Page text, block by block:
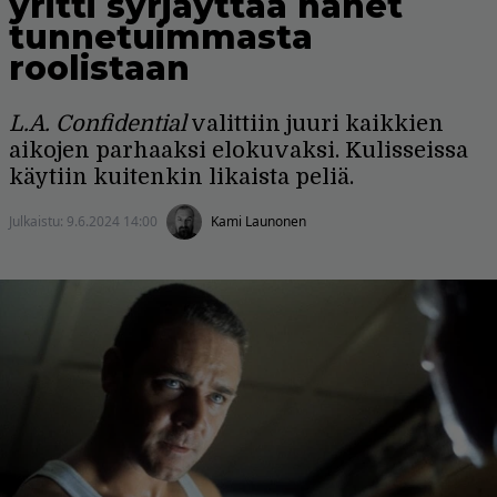
tunnetuimmasta
roolistaan
L.A. Confidentialvalittiin juuri kaikkien
aikojen parhaaksi elokuvaksi. Kulisseissa
käytiin kuitenkin likaista peliä.
Julkaistu: 9.6.2024 14:00 Kami Launonen